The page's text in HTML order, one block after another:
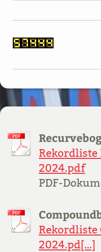
Rekordliste
2024.pdf
PDF-
2024.pd[...]